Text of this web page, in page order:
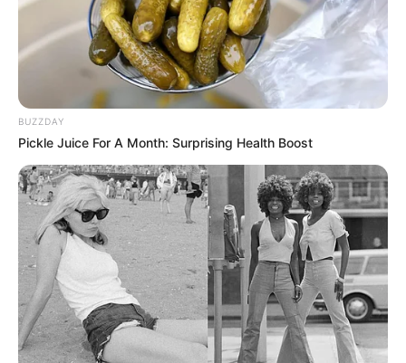
FNARAS em Brasília: Senado pode
promulgar PEC 14 em semana de
mobilização.
Presidente Kennedy (ES) abre processo
Combate às Endemias.
PEC 14: o que acontece com quinquênio,
triênio e sexta-parte na aposentadoria?
DESTAQUES DO MÊS
Prefeitura realiza a maior entrega de
motocicletas aos Agentes de Saúde da
história...
BUZZDAY
Pickle Juice For A Month: Surprising Health Boost